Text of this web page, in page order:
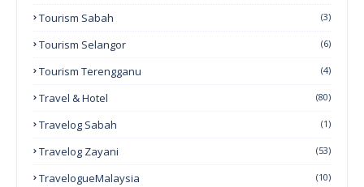
Tourism Sabah (3)
Tourism Selangor (6)
Tourism Terengganu (4)
Travel & Hotel (80)
Travelog Sabah (1)
Travelog Zayani (53)
TravelogueMalaysia (10)